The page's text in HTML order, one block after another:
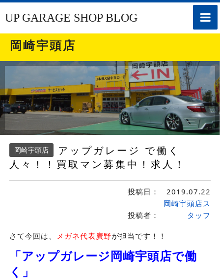
toggle
UP GARAGE SHOP BLOG
岡崎宇頭店
岡崎宇頭店
アップガレージ で働く
人々！！買取マン募集中！求人！
投稿日： 2019.07.22
投稿者：
岡崎宇頭店ス
タッフ
さて今回は、 メガネ代表廣野が担当です！！
「アップガレージ岡崎宇頭店で働
く」